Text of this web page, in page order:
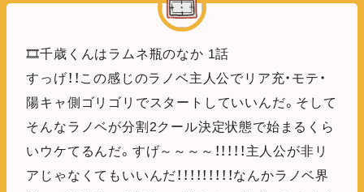
🎞️千歳くんはラムネ瓶のなか 1話
すっげ！！この感じのラノベ主人公でリア充・モテ・
陽キャ側ゴリゴリでスタートしていいんだ。そして
そんなラノベが分割2クール決定状態で始まるくら
いウケてるんだ。すげ～～～～！！！！！主人公が非リ
アじゃなくてもいいんだ！！！！！！！！！なんかラノベ界